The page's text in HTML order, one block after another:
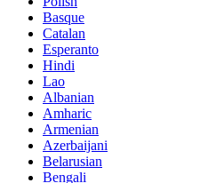
Basque
Catalan
Esperanto
Hindi
Lao
Albanian
Amharic
Armenian
Azerbaijani
Belarusian
Bengali